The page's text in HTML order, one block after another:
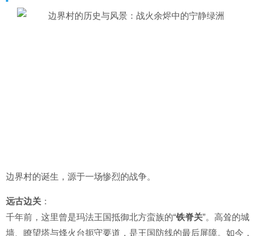
边界村的诞生，源于一场惨烈的战争。
远古边关 ：
千年前，这里曾是玛法王国抵御北方蛮族的“铁脊关”。高耸的城
墙、瞭望塔与烽火台扼守要道，是王国防线的最后屏障。如今，